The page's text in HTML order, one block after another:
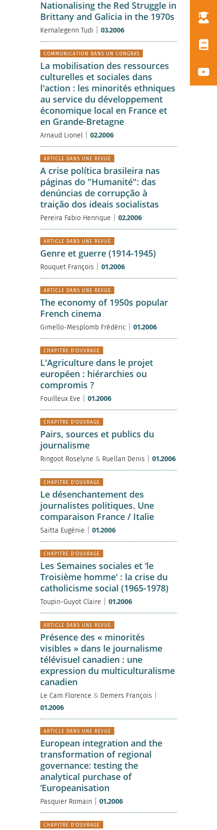
Nationalising the Red Struggle in
Brittany and Galicia in the 1970s
Kernalegenn Tudi 03.2006
COMMUNICATION DANS UN CONGRèS
La mobilisation des ressources
culturelles et sociales dans
l'action : les minorités ethniques
au service du développement
économique local en France et
en Grande-Bretagne
Arnaud Lionel 02.2006
ARTICLE DANS UNE REVUE
A crise política brasileira nas
páginas do "Humanité": das
denúncias de corrupção à
traição dos ideais socialistas
Pereira Fabio Henrique 02.2006
ARTICLE DANS UNE REVUE
Genre et guerre (1914-1945)
Rouquet François 01.2006
ARTICLE DANS UNE REVUE
The economy of 1950s popular
French cinema
Gimello-Mesplomb Frédéric 01.2006
CHAPITRE D'OUVRAGE
L'Agriculture dans le projet
européen : hiérarchies ou
compromis ?
Fouilleux Eve 01.2006
CHAPITRE D'OUVRAGE
Pairs, sources et publics du
journalisme
Ringoot Roselyne & Ruellan Denis 01.2006
CHAPITRE D'OUVRAGE
Le désenchantement des
journalistes politiques. Une
comparaison France / Italie
Saitta Eugénie 01.2006
CHAPITRE D'OUVRAGE
Les Semaines sociales et ‘le
Troisième homme' : la crise du
catholicisme social (1965-1978)
Toupin-Guyot Claire 01.2006
ARTICLE DANS UNE REVUE
Présence des « minorités
visibles » dans le journalisme
télévisuel canadien : une
expression du multiculturalisme
canadien
Le Cam Florence & Demers François
01.2006
ARTICLE DANS UNE REVUE
European integration and the
transformation of regional
governance: testing the
analytical purchase of
‘Europeanisation
Pasquier Romain 01.2006
CHAPITRE D'OUVRAGE